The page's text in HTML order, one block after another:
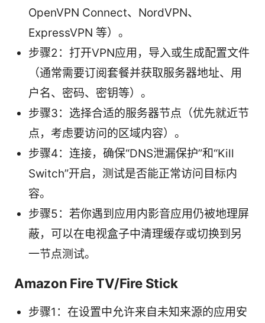
OpenVPN Connect、NordVPN、
ExpressVPN 等）。
步骤2：打开VPN应用，导入或生成配置文件
（通常需要订阅套餐并获取服务器地址、用
户名、密码、密钥等）。
步骤3：选择合适的服务器节点（优先就近节
点，考虑要访问的区域内容）。
步骤4：连接，确保“DNS泄漏保护”和“Kill
Switch”开启，测试是否能正常访问目标内
容。
步骤5：若你遇到应用内影音应用仍被地理屏
蔽，可以在电视盒子中清理缓存或切换到另
一节点测试。
Amazon Fire TV/Fire Stick
步骤1：在设置中允许来自未知来源的应用安